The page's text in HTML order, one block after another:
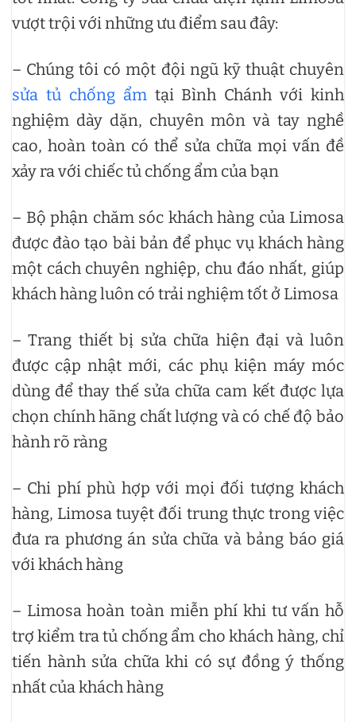
vượt trội với những ưu điểm sau đây:
– Chúng tôi có một đội ngũ kỹ thuật chuyên
sửa tủ chống ẩmtại Bình Chánh với kinh
nghiệm dày dặn, chuyên môn và tay nghề
cao, hoàn toàn có thể sửa chữa mọi vấn đề
xảy ra với chiếc tủ chống ẩm của bạn
– Bộ phận chăm sóc khách hàng của Limosa
được đào tạo bài bản để phục vụ khách hàng
một cách chuyên nghiệp, chu đáo nhất, giúp
khách hàng luôn có trải nghiệm tốt ở Limosa
– Trang thiết bị sửa chữa hiện đại và luôn
được cập nhật mới, các phụ kiện máy móc
dùng để thay thế sửa chữa cam kết được lựa
chọn chính hãng chất lượng và có chế độ bảo
hành rõ ràng
– Chi phí phù hợp với mọi đối tượng khách
hàng, Limosa tuyệt đối trung thực trong việc
đưa ra phương án sửa chữa và bảng báo giá
với khách hàng
– Limosa hoàn toàn miễn phí khi tư vấn hỗ
trợ kiểm tra tủ chống ẩm cho khách hàng, chỉ
tiến hành sửa chữa khi có sự đồng ý thống
nhất của khách hàng